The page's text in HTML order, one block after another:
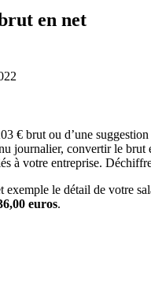
en net
€ brut ou d’une
journalier, convertir le brut
à votre entreprise.
exemple le détail de votre
euros.